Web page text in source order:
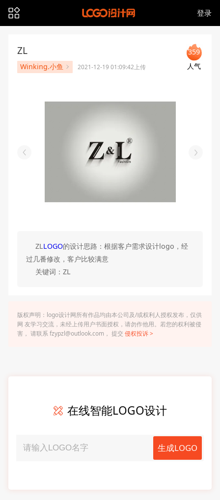
登录
ZL
Winking.小鱼 2021-12-19 01:09:42上传
359
人气
ZL LOGO的设计思路：根据客户需求设计logo，经
过几番修改，客户比较满意
关键词：ZL
版权声明：logo设计网所有作品均由本公司及/或权利人授权发布，仅供
网 友学习交流，未经上传用户书面授权，请勿作他用。若您的权利被侵
害， 请联系 fzypzl@outlook.com， 提交 侵权投诉 >
在线智能LOGO设计
生成LOGO